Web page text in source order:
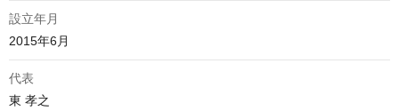
設立年月
代表
東 孝之